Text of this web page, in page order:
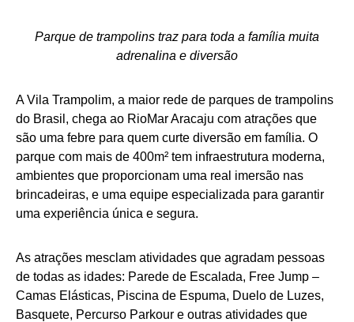
Parque de trampolins traz para toda a família muita
adrenalina e diversão
A Vila Trampolim, a maior rede de parques de trampolins
do Brasil, chega ao RioMar Aracaju com atrações que
são uma febre para quem curte diversão em família. O
parque com mais de 400m² tem infraestrutura moderna,
ambientes que proporcionam uma real imersão nas
brincadeiras, e uma equipe especializada para garantir
uma experiência única e segura.
As atrações mesclam atividades que agradam pessoas
de todas as idades: Parede de Escalada, Free Jump –
Camas Elásticas, Piscina de Espuma, Duelo de Luzes,
Basquete, Percurso Parkour e outras atividades que